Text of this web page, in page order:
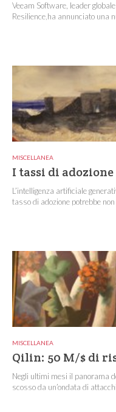
Veeam Software, leader
Resilience,ha annunciato una
MISCELLANEA
I tassi di adozione
L’intelligenza artificiale
tasso di adozione potrebbe
MISCELLANEA
Qilin: 50 M/$ di
Negli ultimi mesi il panorama
scosso da un’ondata di